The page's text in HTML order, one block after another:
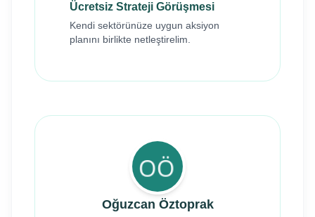
Ücretsiz Strateji Görüşmesi
Kendi sektörünüze uygun aksiyon
planını birlikte netleştirelim.
Oğuzcan Öztoprak